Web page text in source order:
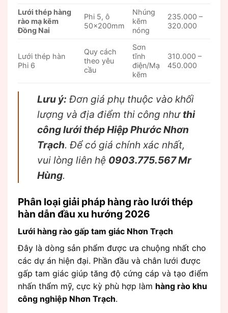
Lưới thép hàng
rào mạ kẽm
Đồng Nai
Phi 5, ô
50x200mm
Nhúng
kẽm
nóng
235.000 –
320.000
Lưới thép hàn
Phi 6
Quy cách
theo yêu
cầu
Sơn
tĩnh
điện/Mạ
kẽm
310.000 –
450.000
Lưu ý: Đơn giá phụ thuộc vào khối
lượng và địa điểm thi công như thi
công lưới thép Hiệp Phước Nhơn
Trạch. Để có giá chính xác nhất,
vui lòng liên hệ 0903.775.567 Mr
Hùng.
Phân loại giải pháp hàng rào lưới thép
hàn dẫn đầu xu hướng 2026
Lưới hàng rào gấp tam giác Nhơn Trạch
Đây là dòng sản phẩm được ưa chuộng nhất cho
các dự án hiện đại. Phần đầu và chân lưới được
gấp tam giác giúp tăng độ cứng cáp và tạo điểm
nhấn thẩm mỹ, cực kỳ phù hợp làm hàng rào khu
công nghiệp Nhơn Trạch.